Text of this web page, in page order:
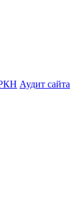
Аудит сайта